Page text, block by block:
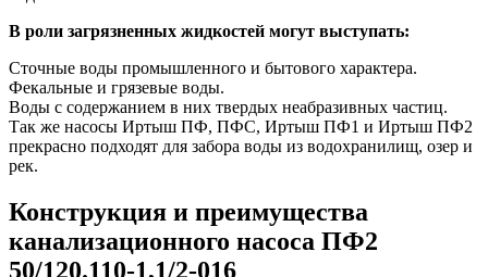
В роли загрязненных жидкостей могут выступать:
Сточные воды промышленного и бытового характера.
Фекальные и грязевые воды.
Воды с содержанием в них твердых неабразивных частиц.
Так же насосы Иртыш ПФ, ПФС, Иртыш ПФ1 и Иртыш ПФ2
прекрасно подходят для забора воды из водохранилищ, озер и
рек.
Конструкция и преимущества
канализационного насоса ПФ2
50/120.110-1,1/2-016